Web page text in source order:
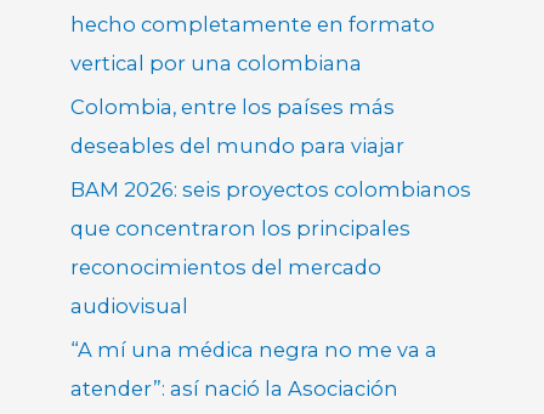
hecho completamente en formato
vertical por una colombiana
Colombia, entre los países más
deseables del mundo para viajar
BAM 2026: seis proyectos colombianos
que concentraron los principales
reconocimientos del mercado
audiovisual
“A mí una médica negra no me va a
atender”: así nació la Asociación